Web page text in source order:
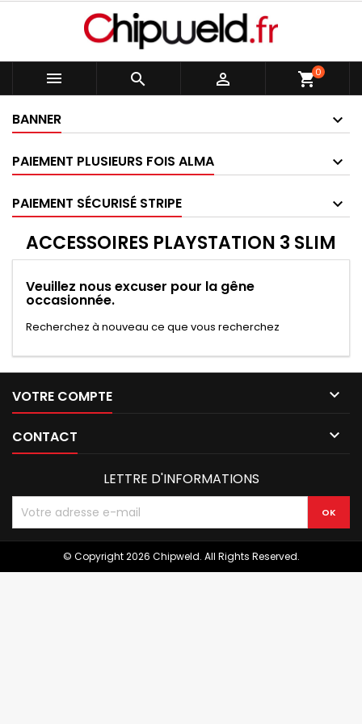
   shopping_cart0
BANNER
PAIEMENT PLUSIEURS FOIS ALMA
PAIEMENT SÉCURISÉ STRIPE
ACCESSOIRES PLAYSTATION 3 SLIM
Veuillez nous excuser pour la gêne
occasionnée.
Recherchez à nouveau ce que vous recherchez
VOTRE COMPTE 
CONTACT 
LETTRE D'INFORMATIONS
© Copyright 2026 Chipweld. All Rights Reserved.